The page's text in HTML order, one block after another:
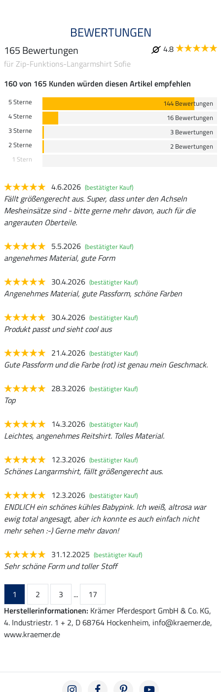
BEWERTUNGEN
165 Bewertungen
4.8
für Zip-Funktions-Langarmshirt Sofie
160 von 165 Kunden würden diesen Artikel empfehlen
5 Sterne
144 Bewertungen
4 Sterne
16 Bewertungen
3 Sterne
3 Bewertungen
2 Sterne
2 Bewertungen
1 Stern
4.6.2026 (bestätigter Kauf)
Fällt größengerecht aus. Super, dass unter den Achseln
Mesheinsätze sind - bitte gerne mehr davon, auch für die
angerauten Oberteile.
5.5.2026 (bestätigter Kauf)
angenehmes Material, gute Form
30.4.2026 (bestätigter Kauf)
Angenehmes Material, gute Passform, schöne Farben
30.4.2026 (bestätigter Kauf)
Produkt passt und sieht cool aus
21.4.2026 (bestätigter Kauf)
Gute Passform und die Farbe (rot) ist genau mein Geschmack.
28.3.2026 (bestätigter Kauf)
Top
14.3.2026 (bestätigter Kauf)
Leichtes, angenehmes Reitshirt. Tolles Material.
12.3.2026 (bestätigter Kauf)
Schönes Langarmshirt, fällt größengerecht aus.
12.3.2026 (bestätigter Kauf)
ENDLICH ein schönes kühles Babypink. Ich weiß, altrosa war
ewig total angesagt, aber ich konnte es auch einfach nicht
mehr sehen :-) Gerne mehr davon!
31.12.2025 (bestätigter Kauf)
Sehr schöne Form und toller Stoff
1 2 3 ...
17
Herstellerinformationen: Krämer Pferdesport GmbH & Co. KG,
4. Industriestr. 1 + 2, D 68764 Hockenheim, info@kraemer.de,
www.kraemer.de